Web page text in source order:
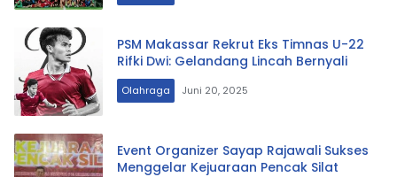
PSM Makassar Rekrut Eks Timnas U-22
Rifki Dwi: Gelandang Lincah Bernyali
Olahraga Juni 20, 2025
Event Organizer Sayap Rajawali Sukses
Menggelar Kejuaraan Pencak Silat